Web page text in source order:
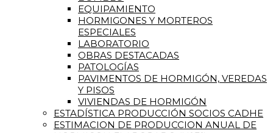
EQUIPAMIENTO
HORMIGONES Y MORTEROS
ESPECIALES
LABORATORIO
OBRAS DESTACADAS
PATOLOGÍAS
PAVIMENTOS DE HORMIGÓN, VEREDAS
Y PISOS
VIVIENDAS DE HORMIGÓN
ESTADÍSTICA PRODUCCIÓN SOCIOS CADHE
ESTIMACION DE PRODUCCION ANUAL DE